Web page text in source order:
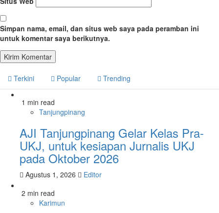
Simpan nama, email, dan situs web saya pada peramban ini
untuk komentar saya berikutnya.
Terkini Popular Trending
1 min read
Tanjungpinang
AJI Tanjungpinang Gelar Kelas Pra-
UKJ, untuk kesiapan Jurnalis UKJ
pada Oktober 2026
Agustus 1, 2026
Editor
2 min read
Karimun